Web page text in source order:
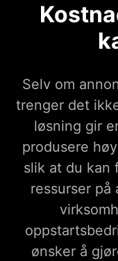
Selv om
trenger det
løsning gir
produsere
slik at du kan
ressurser på
ønsker å